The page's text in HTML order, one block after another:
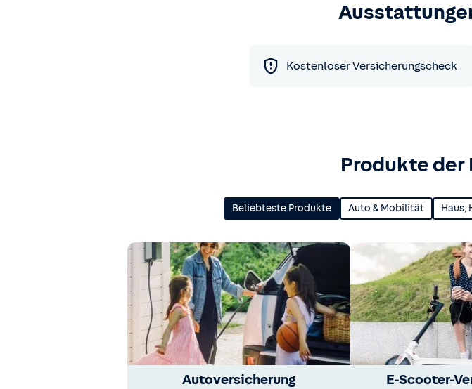
Kostenloser Versicherungscheck
Produkte der
Beliebteste Produkte Auto & Mobilität Haus,
Autoversicherung E-Scooter-